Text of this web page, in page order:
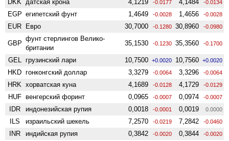
DKK датская крона 4,1219 -0.0177 4,1484 -0.0134
EGP египетский фунт 1,4649 -0.0028 1,4656 -0.0028
EUR Евро 30,7000 -0.1280 30,8960 -0.0980
GBP
фунт стерлингов Велико­
британии
35,1530 -0.1230 35,3560 -0.1700
GEL грузинский лари 10,7500 +0.0020 10,7560 +0.0020
HKD гонконгский доллар 3,3279 -0.0064 3,3296 -0.0064
HRK хорватская куна 4,1689 -0.0128 4,1729 -0.0129
HUF венгерский форинт 0,0965 -0.0007 0,0974 -0.0007
IDR индонезийская рупия 0,0018 -0.0001 0,0019 0.0000
ILS израильский шекель 7,2570 -0.0219 7,2842 -0.0460
INR индийская рупия 0,3842 -0.0020 0,3844 -0.0020